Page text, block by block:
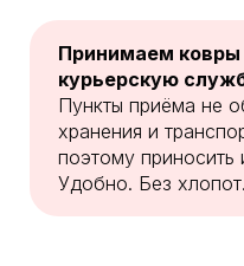
Принимаем ковры
курьерскую
Пункты приёма не
хранения и
поэтому
Удобно. Без